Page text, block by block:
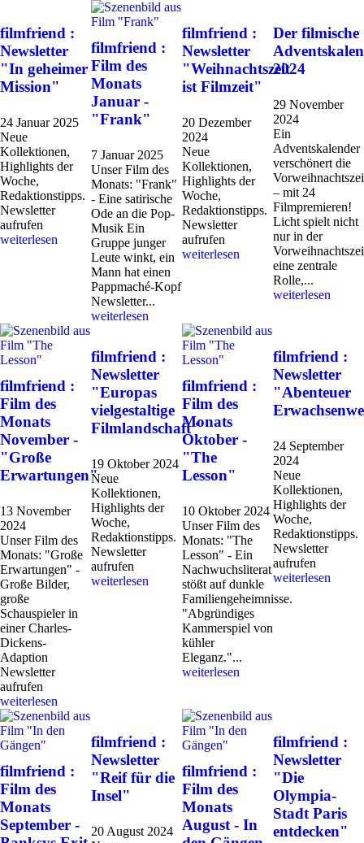
filmfriend :
Newsletter
"In geheimer
Mission"
24 Januar 2025
Neue
Kollektionen,
Highlights der
Woche,
Redaktionstipps.
Newsletter
aufrufen
weiterlesen
filmfriend :
Film des
Monats
Januar -
"Frank"
7 Januar 2025
Unser Film des
Monats: "Frank"
- Eine satirische
Ode an die Pop-
Musik Ein
Gruppe junger
Leute winkt, ein
Mann hat einen
Pappmaché-Kopf
Newsletter...
weiterlesen
filmfriend :
Newsletter
"Weihnachtszeit
ist Filmzeit"
20 Dezember
2024
Neue
Kollektionen,
Highlights der
Woche,
Redaktionstipps.
Newsletter
aufrufen
weiterlesen
Der filmische
2024
29 November
2024
Ein
Adventskalender
verschönert die
– mit 24
Filmpremieren!
Licht spielt nicht
nur in der
eine zentrale
Rolle,...
weiterlesen
filmfriend :
Film des
Monats
November -
"Große
Erwartungen"
13 November
2024
Unser Film des
Monats: "Große
Erwartungen" -
Große Bilder,
große
Schauspieler in
einer Charles-
Dickens-
Adaption
Newsletter
aufrufen
weiterlesen
filmfriend :
Newsletter
"Europas
vielgestaltige
Filmlandschaft"
19 Oktober 2024
Neue
Kollektionen,
Highlights der
Woche,
Redaktionstipps.
Newsletter
aufrufen
weiterlesen
filmfriend :
Film des
Monats
Oktober -
"The
Lesson"
10 Oktober 2024
Unser Film des
Monats: "The
Lesson" - Ein
Nachwuchsliterat
stößt auf dunkle
Familiengeheimnisse.
"Abgründiges
Kammerspiel von
kühler
Eleganz."...
weiterlesen
filmfriend :
Newsletter
"Abenteuer
24 September
2024
Neue
Kollektionen,
Highlights der
Woche,
Redaktionstipps.
Newsletter
aufrufen
weiterlesen
filmfriend :
Film des
Monats
September -
filmfriend :
Newsletter
"Reif für die
Insel"
20 August 2024
filmfriend :
Film des
Monats
August - In
filmfriend :
Newsletter
"Die
Olympia-
Stadt Paris
entdecken"